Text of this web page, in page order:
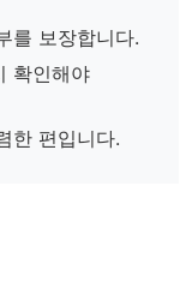
를 보장합니다.
확인해야
한 편입니다.